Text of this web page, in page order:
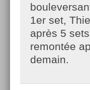
1er set,
après 5
remontée
demain.